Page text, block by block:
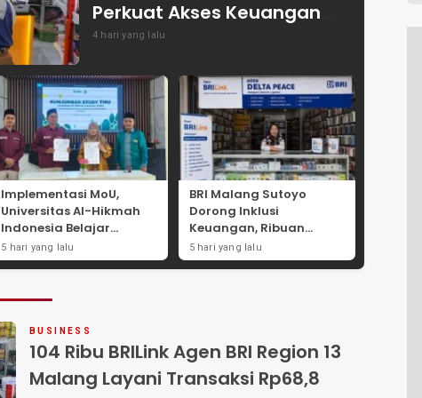
Perkuat Akses Keuangan
Masyarakat
4 hari yang lalu
Implementasi MoU,
Universitas Al-Hikmah
Indonesia Belajar
Strategi Kemandirian
Ekonomi di Pondok
Lamongan
5 hari yang lalu
BRI Malang Sutoyo
Dorong Inklusi
Keuangan, Ribuan
AgenBRILink Layani
Warga Hingga
5 hari yang lalu
BUSINESS
104 Ribu BRILink Agen BRI Region 13
Malang Layani Transaksi Rp68,8